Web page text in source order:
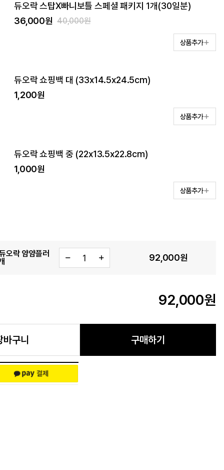
듀오락 스탑X빠니보틀 스페셜 패키지 1개(30일분)
36,000원 40,000원
상품추가
듀오락 쇼핑백 대 (33x14.5x24.5cm)
1,200원
상품추가
듀오락 쇼핑백 중 (22x13.5x22.8cm)
1,000원
상품추가
오락 얌얌플러
92,000원
92,000원
바구니 구매하기